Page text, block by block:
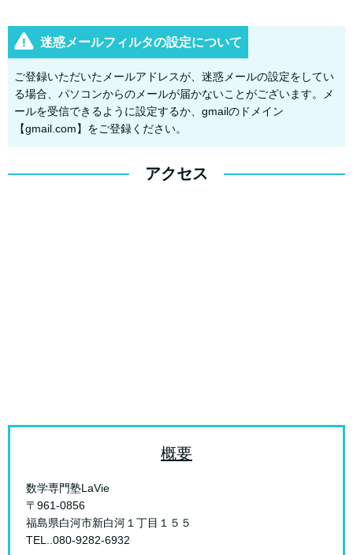
迷惑メールフィルタの設定について
ご登録いただいたメールアドレスが、迷惑メールの設定をしてい
る場合、パソコンからのメールが届かないことがございます。メ
ールを受信できるように設定するか、gmailのドメイン
【gmail.com】をご登録ください。
アクセス
概要
数学専門塾LaVie
〒961-0856
福島県白河市新白河１丁目１５５
TEL..080-9282-6932